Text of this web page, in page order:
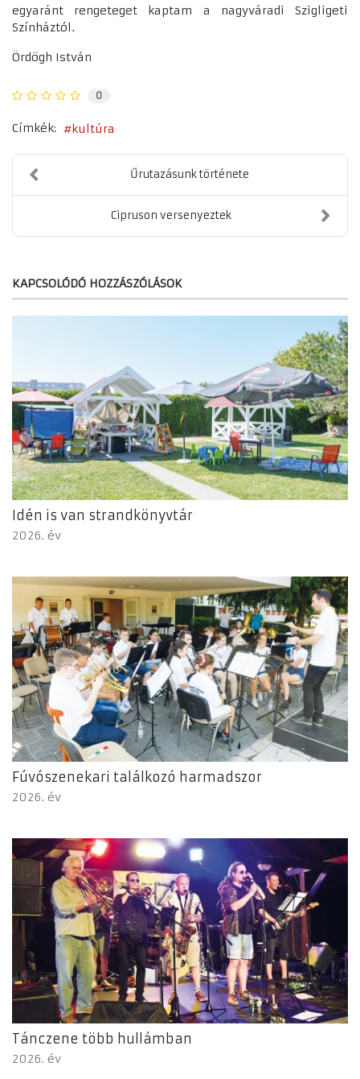
egyaránt rengeteget kaptam a nagyváradi Szigligeti
Színháztól.
Ördögh István
0
Címkék: kultúra
Űrutazásunk története
Cipruson versenyeztek
KAPCSOLÓDÓ HOZZÁSZÓLÁSOK
Idén is van strandkönyvtár
2026. év
Fúvószenekari találkozó harmadszor
2026. év
Tánczene több hullámban
2026. év